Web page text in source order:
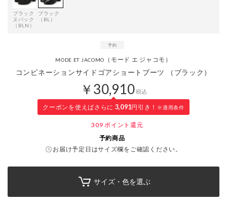
ブラック
ヌバック
（BLN）
ブラック
（BL）
MODE ET JACOMO （モード エ ジャコモ）
コンビネーションサイドゴアショートブーツ （ブラック）
￥30,910税込
クーポンを使えばさらに 3,091円引き！ ※適用条件
309 ポイント還元
予約商品
お届け予定日はサイズ欄をご確認ください。
サイズ・色を選ぶ